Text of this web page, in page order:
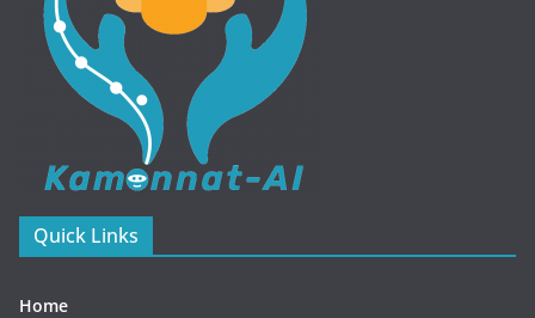
Quick Links
Home